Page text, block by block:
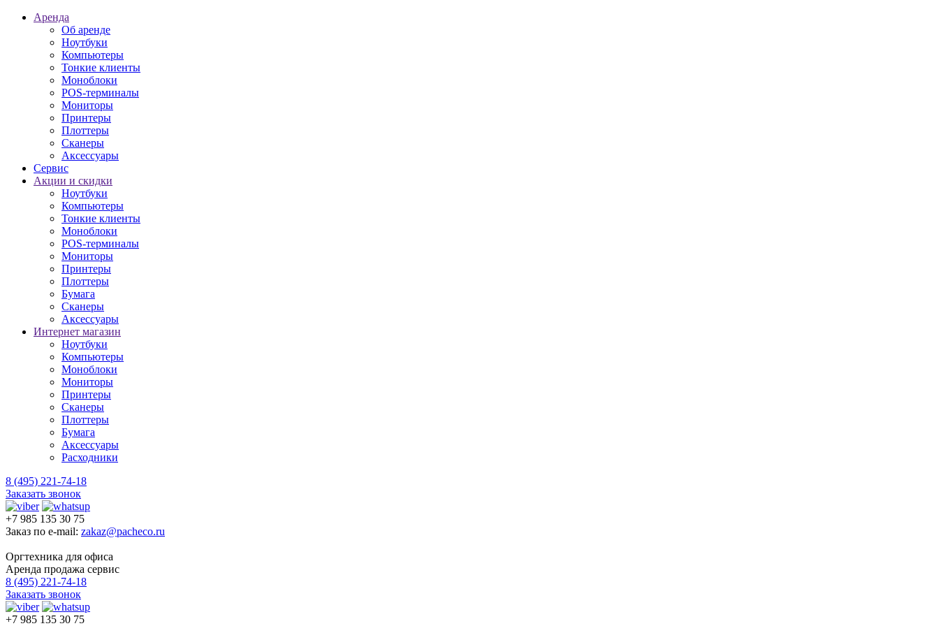
Аренда
Об аренде
Ноутбуки
Компьютеры
Тонкие клиенты
Моноблоки
POS-терминалы
Мониторы
Принтеры
Плоттеры
Сканеры
Аксессуары
Сервис
Акции и скидки
Ноутбуки
Компьютеры
Тонкие клиенты
Моноблоки
POS-терминалы
Мониторы
Принтеры
Плоттеры
Бумага
Сканеры
Аксессуары
Интернет магазин
Ноутбуки
Компьютеры
Моноблоки
Мониторы
Принтеры
Сканеры
Плоттеры
Бумага
Аксессуары
Расходники
8 (495) 221-74-18
Заказать звонок
+7 985 135 30 75
Заказ по e-mail: zakaz@pacheco.ru
Оргтехника для офиса
Аренда продажа сервис
8 (495) 221-74-18
Заказать звонок
+7 985 135 30 75